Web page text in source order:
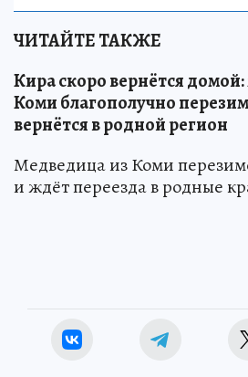
ЧИТАЙТЕ ТАКЖЕ
Кира скоро вернётся
Коми благополучно
вернётся в родной регион
Медведица из Коми
и ждёт переезда в родные